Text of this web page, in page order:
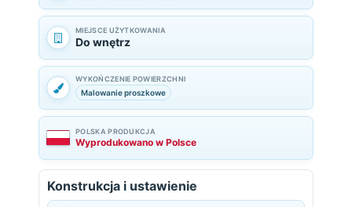
MIEJSCE UŻYTKOWANIA
Do wnętrz
WYKOŃCZENIE POWIERZCHNI
Malowanie proszkowe
POLSKA PRODUKCJA
Wyprodukowano w Polsce
Konstrukcja i ustawienie